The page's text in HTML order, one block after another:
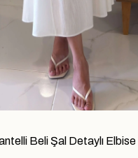
Beli Şal Detaylı Elbise